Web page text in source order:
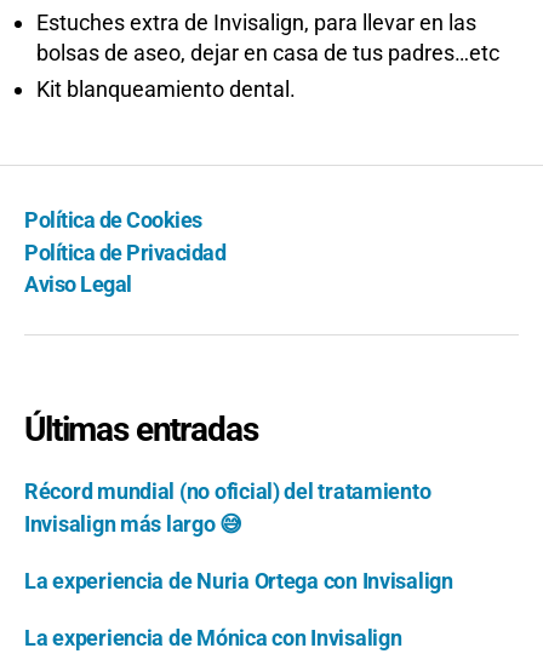
Estuches extra de Invisalign, para llevar en las
bolsas de aseo, dejar en casa de tus padres…etc
Kit blanqueamiento dental.
Política de Cookies
Política de Privacidad
Aviso Legal
Últimas entradas
Récord mundial (no oficial) del tratamiento
Invisalign más largo 😅
La experiencia de Nuria Ortega con Invisalign
La experiencia de Mónica con Invisalign